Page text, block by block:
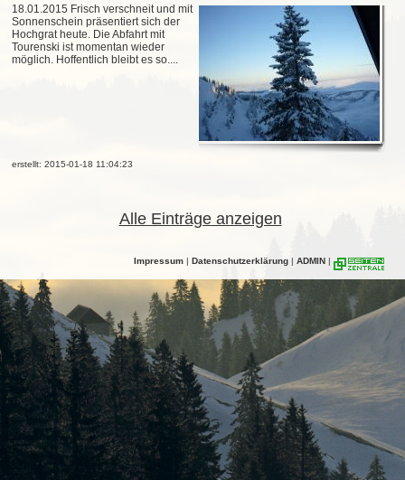
18.01.2015 Frisch verschneit und mit
Sonnenschein präsentiert sich der
Hochgrat heute. Die Abfahrt mit
Tourenski ist momentan wieder
möglich. Hoffentlich bleibt es so....
erstellt: 2015-01-18 11:04:23
Alle Einträge anzeigen
Impressum | Datenschutzerklärung | ADMIN |